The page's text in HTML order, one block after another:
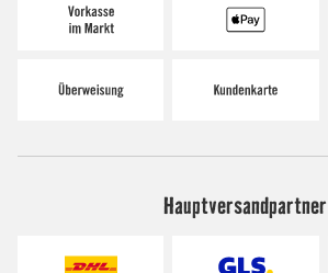
Hauptversandpartner